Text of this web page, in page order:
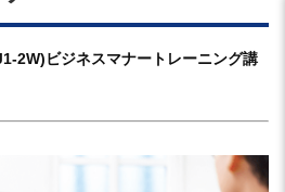
ビジネスマナートレーニング講